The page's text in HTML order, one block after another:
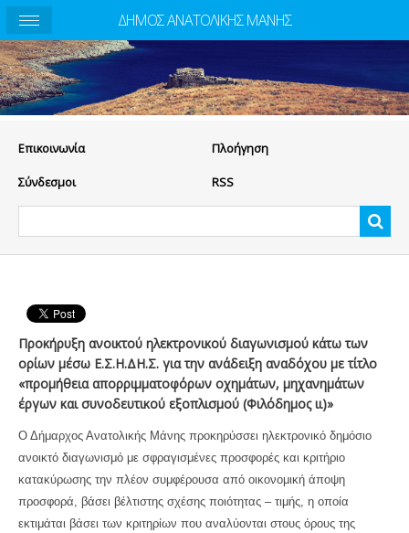
Eπικοινωνία Πλοήγηση
Σύνδεσμοι RSS
Προκήρυξη ανοικτού ηλεκτρονικού διαγωνισμού κάτω των
ορίων μέσω Ε.Σ.Η.ΔΗ.Σ. για την ανάδειξη αναδόχου με τίτλο
«προμήθεια απορριμματοφόρων οχημάτων, μηχανημάτων
έργων και συνοδευτικού εξοπλισμού (Φιλόδημος ιι)»
Ο Δήμαρχος Ανατολικής Μάνης προκηρύσσει ηλεκτρονικό δημόσιο
ανοικτό διαγωνισμό με σφραγισμένες προσφορές και κριτήριο
κατακύρωσης την πλέον συμφέρουσα από οικονομική άποψη
προσφορά, βάσει βέλτιστης σχέσης ποιότητας – τιμής, η οποία
εκτιμάται βάσει των κριτηρίων που αναλύονται στους όρους της
ΔΗΜΟΣ ΑΝΑΤΟΛΙΚΗΣ ΜΑΝΗΣ